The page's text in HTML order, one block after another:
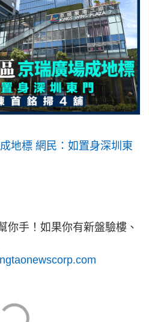
地標 網民：如置身深圳東
你手！如果你有新盤驗樓、